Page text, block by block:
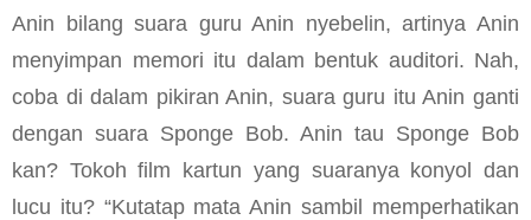
Anin bilang suara guru Anin nyebelin, artinya Anin
menyimpan memori itu dalam bentuk auditori. Nah,
coba di dalam pikiran Anin, suara guru itu Anin ganti
dengan suara Sponge Bob. Anin tau Sponge Bob
kan? Tokoh film kartun yang suaranya konyol dan
lucu itu? “Kutatap mata Anin sambil memperhatikan